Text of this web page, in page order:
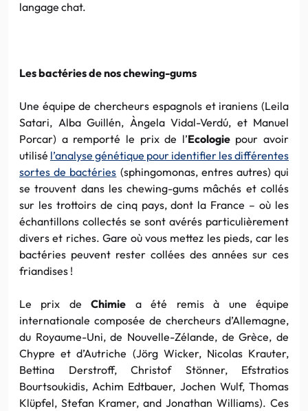
langage chat.
Les bactéries de nos chewing-gums
Une équipe de chercheurs espagnols et iraniens (Leila
Satari, Alba Guillén, Àngela Vidal-Verdú, et Manuel
Porcar) a remporté le prix de l’Ecologiepour avoir
utilisé l’analyse génétique pour identifier les différentes
sortes de bactéries (sphingomonas, entres autres) qui
se trouvent dans les chewing-gums mâchés et collés
sur les trottoirs de cinq pays, dont la France – où les
échantillons collectés se sont avérés particulièrement
divers et riches. Gare où vous mettez les pieds, car les
bactéries peuvent rester collées des années sur ces
friandises !
Le prix deChimie a été remis à une équipe
internationale composée de chercheurs d’Allemagne,
du Royaume-Uni, de Nouvelle-Zélande, de Grèce, de
Chypre et d’Autriche (Jörg Wicker, Nicolas Krauter,
Bettina Derstroff, Christof Stönner, Efstratios
Bourtsoukidis, Achim Edtbauer, Jochen Wulf, Thomas
Klüpfel, Stefan Kramer, and Jonathan Williams). Ces